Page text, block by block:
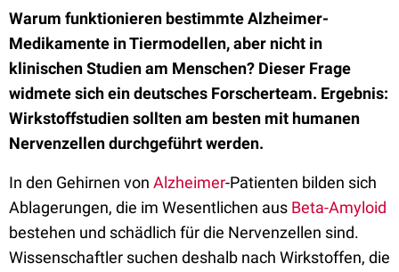
Warum funktionieren bestimmte Alzheimer-
Medikamente in Tiermodellen, aber nicht in
klinischen Studien am Menschen? Dieser Frage
widmete sich ein deutsches Forscherteam. Ergebnis:
Wirkstoffstudien sollten am besten mit humanen
Nervenzellen durchgeführt werden.
In den Gehirnen von Alzheimer-Patienten bilden sich
Ablagerungen, die im Wesentlichen aus Beta-Amyloid
bestehen und schädlich für die Nervenzellen sind.
Wissenschaftler suchen deshalb nach Wirkstoffen, die